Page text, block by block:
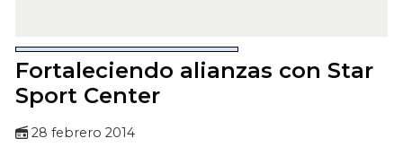
Fortaleciendo alianzas con Star
Sport Center
28 febrero 2014